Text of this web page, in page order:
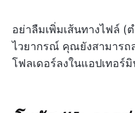
อย่าลืมเพิ่มเส้นทางไฟล์ (
ไวยากรณ์ คุณยังสามารถ
โฟลเดอร์ลงในแอปเทอร์